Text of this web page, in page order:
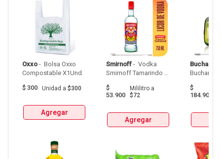
Oxxo - Bolsa Oxxo
$ 300 Unidad a $300
Agregar
Smirnoff - Vodka
Smirnoff Tamarindo
$
53.900
Mililitroa
$72
Agregar
$
184.900